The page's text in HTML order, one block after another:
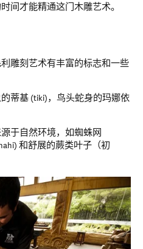
间才能精通这门木雕艺术。
雕刻艺术有丰富的标志和一些
蒂基 (tiki)，鸟头蛇身的玛娜依
于自然环境，如蜘蛛网
和舒展的蕨类叶子（初